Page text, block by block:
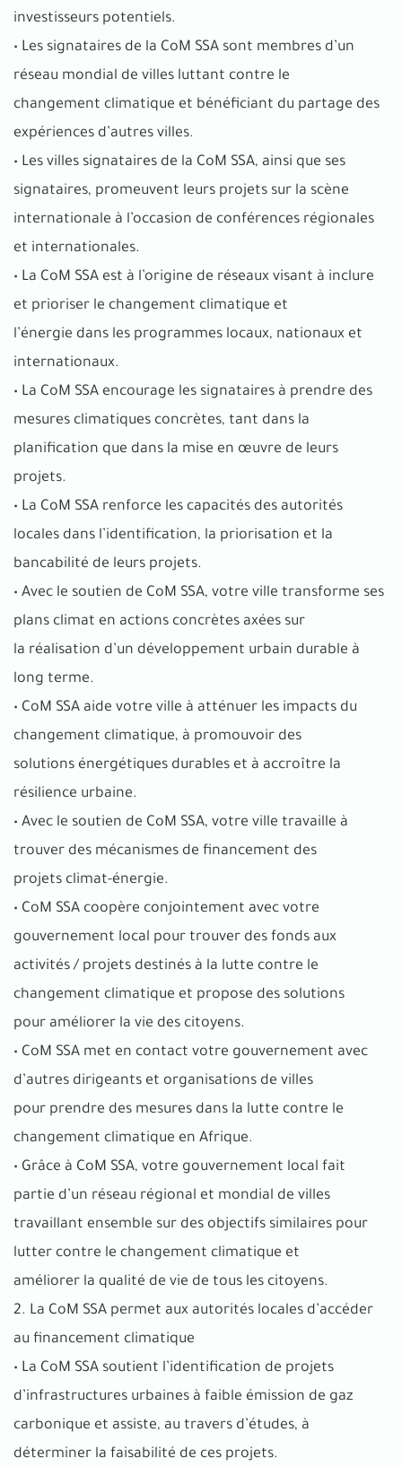
investisseurs potentiels.
• Les signataires de la CoM SSA sont membres d’un
réseau mondial de villes luttant contre le
changement climatique et bénéficiant du partage des
expériences d’autres villes.
• Les villes signataires de la CoM SSA, ainsi que ses
signataires, promeuvent leurs projets sur la scène
internationale à l’occasion de conférences régionales
et internationales.
• La CoM SSA est à l’origine de réseaux visant à inclure
et prioriser le changement climatique et
l’énergie dans les programmes locaux, nationaux et
internationaux.
• La CoM SSA encourage les signataires à prendre des
mesures climatiques concrètes, tant dans la
planification que dans la mise en œuvre de leurs
projets.
• La CoM SSA renforce les capacités des autorités
locales dans l’identification, la priorisation et la
bancabilité de leurs projets.
• Avec le soutien de CoM SSA, votre ville transforme ses
plans climat en actions concrètes axées sur
la réalisation d’un développement urbain durable à
long terme.
• CoM SSA aide votre ville à atténuer les impacts du
changement climatique, à promouvoir des
solutions énergétiques durables et à accroître la
résilience urbaine.
• Avec le soutien de CoM SSA, votre ville travaille à
trouver des mécanismes de financement des
projets climat-énergie.
• CoM SSA coopère conjointement avec votre
gouvernement local pour trouver des fonds aux
activités / projets destinés à la lutte contre le
changement climatique et propose des solutions
pour améliorer la vie des citoyens.
• CoM SSA met en contact votre gouvernement avec
d’autres dirigeants et organisations de villes
pour prendre des mesures dans la lutte contre le
changement climatique en Afrique.
• Grâce à CoM SSA, votre gouvernement local fait
partie d’un réseau régional et mondial de villes
travaillant ensemble sur des objectifs similaires pour
lutter contre le changement climatique et
améliorer la qualité de vie de tous les citoyens.
2. La CoM SSA permet aux autorités locales d’accéder
au financement climatique
• La CoM SSA soutient l’identification de projets
d’infrastructures urbaines à faible émission de gaz
carbonique et assiste, au travers d’études, à
déterminer la faisabilité de ces projets.